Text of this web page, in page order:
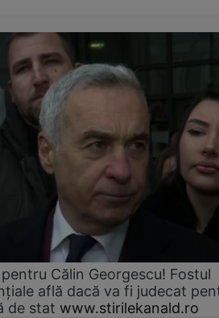
Călin Georgescu! Fostul
află dacă va fi judecat
de stat www.stirilekanald.ro